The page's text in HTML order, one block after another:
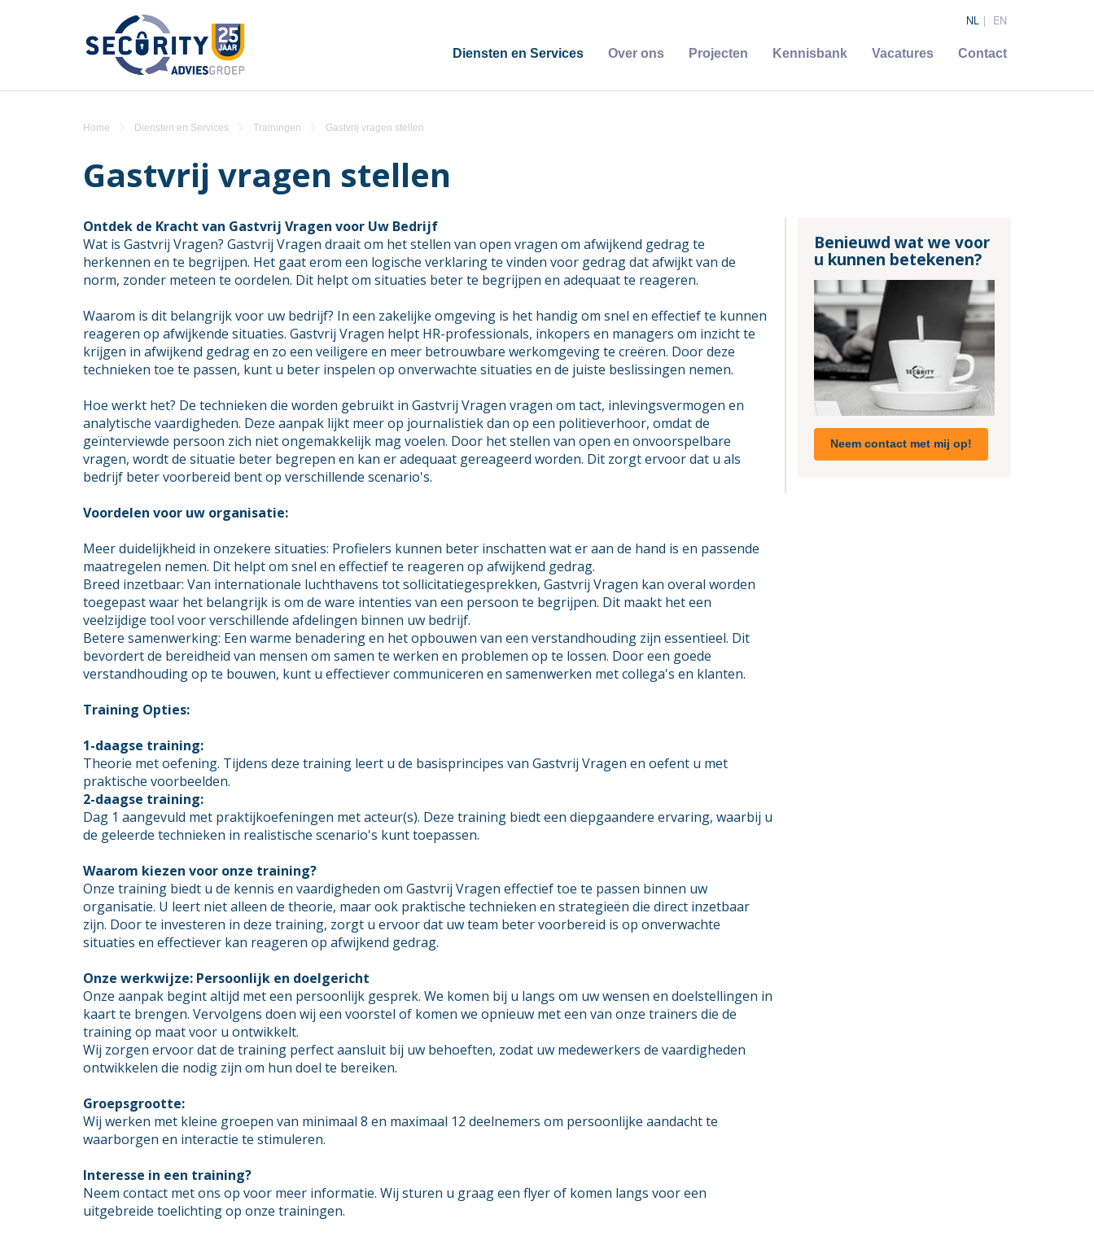
Diensten en Services Over ons Projecten Kennisbank Vacatures Contact
NL EN
Home Diensten en Services Trainingen Gastvrij vragen stellen
Gastvrij vragen stellen
Ontdek de Kracht van Gastvrij Vragen voor Uw Bedrijf
Wat is Gastvrij Vragen? Gastvrij Vragen draait om het stellen van open vragen om afwijkend gedrag te
herkennen en te begrijpen. Het gaat erom een logische verklaring te vinden voor gedrag dat afwijkt van de
norm, zonder meteen te oordelen. Dit helpt om situaties beter te begrijpen en adequaat te reageren.
Waarom is dit belangrijk voor uw bedrijf? In een zakelijke omgeving is het handig om snel en effectief te kunnen
reageren op afwijkende situaties. Gastvrij Vragen helpt HR-professionals, inkopers en managers om inzicht te
krijgen in afwijkend gedrag en zo een veiligere en meer betrouwbare werkomgeving te creëren. Door deze
technieken toe te passen, kunt u beter inspelen op onverwachte situaties en de juiste beslissingen nemen.
Hoe werkt het? De technieken die worden gebruikt in Gastvrij Vragen vragen om tact, inlevingsvermogen en
analytische vaardigheden. Deze aanpak lijkt meer op journalistiek dan op een politieverhoor, omdat de
geïnterviewde persoon zich niet ongemakkelijk mag voelen. Door het stellen van open en onvoorspelbare
vragen, wordt de situatie beter begrepen en kan er adequaat gereageerd worden. Dit zorgt ervoor dat u als
bedrijf beter voorbereid bent op verschillende scenario's.
Voordelen voor uw organisatie:
Meer duidelijkheid in onzekere situaties: Profielers kunnen beter inschatten wat er aan de hand is en passende
maatregelen nemen. Dit helpt om snel en effectief te reageren op afwijkend gedrag.
Breed inzetbaar: Van internationale luchthavens tot sollicitatiegesprekken, Gastvrij Vragen kan overal worden
toegepast waar het belangrijk is om de ware intenties van een persoon te begrijpen. Dit maakt het een
veelzijdige tool voor verschillende afdelingen binnen uw bedrijf.
Betere samenwerking: Een warme benadering en het opbouwen van een verstandhouding zijn essentieel. Dit
bevordert de bereidheid van mensen om samen te werken en problemen op te lossen. Door een goede
verstandhouding op te bouwen, kunt u effectiever communiceren en samenwerken met collega's en klanten.
Training Opties:
1-daagse training:
Theorie met oefening. Tijdens deze training leert u de basisprincipes van Gastvrij Vragen en oefent u met
praktische voorbeelden.
2-daagse training:
Dag 1 aangevuld met praktijkoefeningen met acteur(s). Deze training biedt een diepgaandere ervaring, waarbij u
de geleerde technieken in realistische scenario's kunt toepassen.
Waarom kiezen voor onze training?
Onze training biedt u de kennis en vaardigheden om Gastvrij Vragen effectief toe te passen binnen uw
organisatie. U leert niet alleen de theorie, maar ook praktische technieken en strategieën die direct inzetbaar
zijn. Door te investeren in deze training, zorgt u ervoor dat uw team beter voorbereid is op onverwachte
situaties en effectiever kan reageren op afwijkend gedrag.
Onze werkwijze: Persoonlijk en doelgericht
Onze aanpak begint altijd met een persoonlijk gesprek. We komen bij u langs om uw wensen en doelstellingen in
kaart te brengen. Vervolgens doen wij een voorstel of komen we opnieuw met een van onze trainers die de
training op maat voor u ontwikkelt.
Wij zorgen ervoor dat de training perfect aansluit bij uw behoeften, zodat uw medewerkers de vaardigheden
ontwikkelen die nodig zijn om hun doel te bereiken.
Groepsgrootte:
Wij werken met kleine groepen van minimaal 8 en maximaal 12 deelnemers om persoonlijke aandacht te
waarborgen en interactie te stimuleren.
Interesse in een training?
Neem contact met ons op voor meer informatie. Wij sturen u graag een flyer of komen langs voor een
uitgebreide toelichting op onze trainingen.
Benieuwd wat we voor
u kunnen betekenen?
Neem contact met mij op!